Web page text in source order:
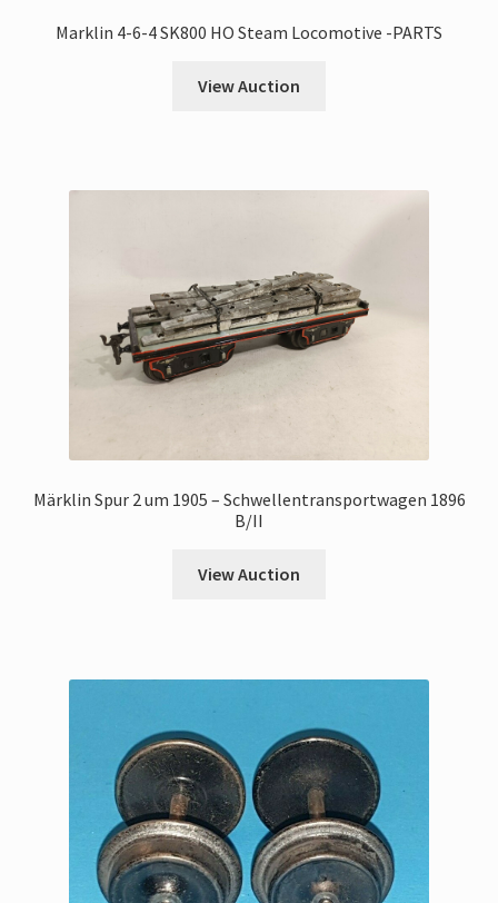
Marklin 4-6-4 SK800 HO Steam Locomotive -PARTS
View Auction
Märklin Spur 2 um 1905 – Schwellentransportwagen 1896
B/II
View Auction